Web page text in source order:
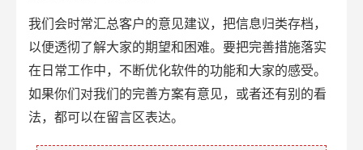
我们会时常汇总客户的意见建议，把信息归类存档，
以便透彻了解大家的期望和困难。要把完善措施落实
在日常工作中，不断优化软件的功能和大家的感受。
如果你们对我们的完善方案有意见，或者还有别的看
法，都可以在留言区表达。